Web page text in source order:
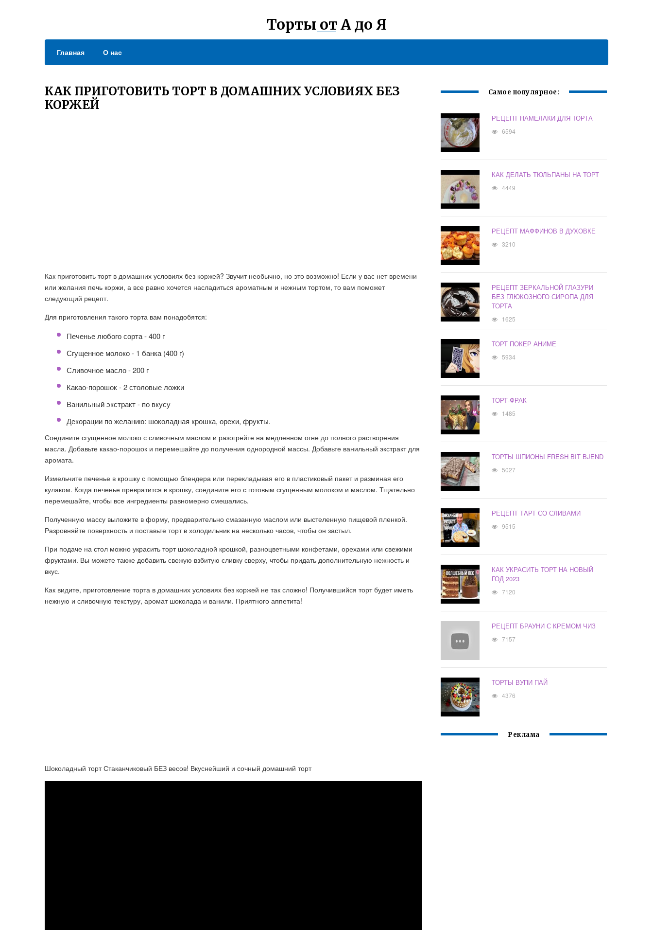
Торты от А до Я
Главная О нас
КАК ПРИГОТОВИТЬ ТОРТ В ДОМАШНИХ УСЛОВИЯХ БЕЗ
КОРЖЕЙ
Как приготовить торт в домашних условиях без коржей? Звучит необычно, но это возможно! Если у вас нет времени
или желания печь коржи, а все равно хочется насладиться ароматным и нежным тортом, то вам поможет
следующий рецепт.
Для приготовления такого торта вам понадобятся:
Печенье любого сорта - 400 г
Сгущенное молоко - 1 банка (400 г)
Сливочное масло - 200 г
Какао-порошок - 2 столовые ложки
Ванильный экстракт - по вкусу
Декорации по желанию: шоколадная крошка, орехи, фрукты.
Соедините сгущенное молоко с сливочным маслом и разогрейте на медленном огне до полного растворения
масла. Добавьте какао-порошок и перемешайте до получения однородной массы. Добавьте ванильный экстракт для
аромата.
Измельчите печенье в крошку с помощью блендера или перекладывая его в пластиковый пакет и разминая его
кулаком. Когда печенье превратится в крошку, соедините его с готовым сгущенным молоком и маслом. Тщательно
перемешайте, чтобы все ингредиенты равномерно смешались.
Полученную массу выложите в форму, предварительно смазанную маслом или выстеленную пищевой пленкой.
Разровняйте поверхность и поставьте торт в холодильник на несколько часов, чтобы он застыл.
При подаче на стол можно украсить торт шоколадной крошкой, разноцветными конфетами, орехами или свежими
фруктами. Вы можете также добавить свежую взбитую сливку сверху, чтобы придать дополнительную нежность и
вкус.
Как видите, приготовление торта в домашних условиях без коржей не так сложно! Получившийся торт будет иметь
нежную и сливочную текстуру, аромат шоколада и ванили. Приятного аппетита!
Шоколадный торт Стаканчиковый БЕЗ весов! Вкуснейший и сочный домашний торт
Самое популярное:
РЕЦЕПТ НАМЕЛАКИ ДЛЯ ТОРТА
6594
КАК ДЕЛАТЬ ТЮЛЬПАНЫ НА ТОРТ
4449
РЕЦЕПТ МАФФИНОВ В ДУХОВКЕ
3210
РЕЦЕПТ ЗЕРКАЛЬНОЙ ГЛАЗУРИ
БЕЗ ГЛЮКОЗНОГО СИРОПА ДЛЯ
ТОРТА
1625
ТОРТ ПОКЕР АНИМЕ
5934
ТОРТ-ФРАК
1485
ТОРТЫ ШПИОНЫ FRESH BIT BJEND
5027
РЕЦЕПТ ТАРТ СО СЛИВАМИ
9515
КАК УКРАСИТЬ ТОРТ НА НОВЫЙ
ГОД 2023
7120
РЕЦЕПТ БРАУНИ С КРЕМОМ ЧИЗ
7157
ТОРТЫ ВУПИ ПАЙ
4376
Реклама